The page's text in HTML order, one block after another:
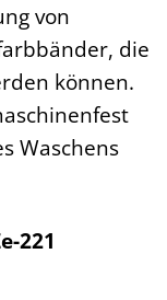
von
die
können.
Waschens
221